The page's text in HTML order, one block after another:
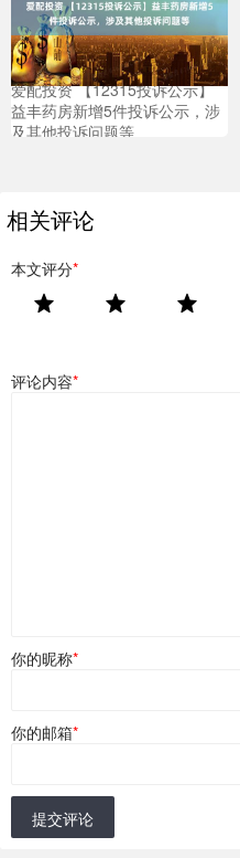
爱配投资 【12315投诉公示】
益丰药房新增5件投诉公示，涉
及其他投诉问题等
相关评论
本文评分*
评论内容*
你的昵称*
你的邮箱*
提交评论